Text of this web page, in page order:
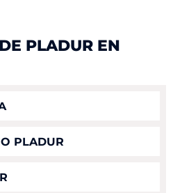
PLADUR EN
PLADUR